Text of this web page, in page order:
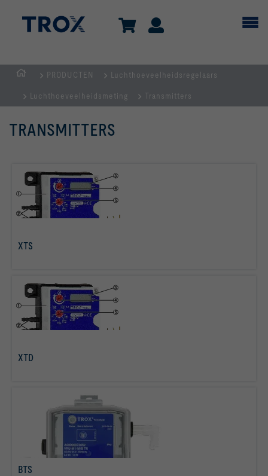
PRODUCTEN Luchthoeveelheidsregelaars
Luchthoeveelheidsmeting Transmitters
TRANSMITTERS
XTS
XTD
BTS